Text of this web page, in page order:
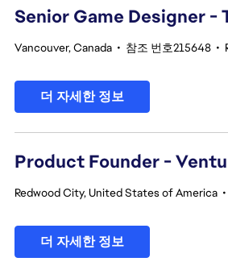
Senior Game Designer -
Vancouver, Canada • 참조 번호215648 •
더 자세한 정보
Product Founder -
Redwood City, United States of America •
더 자세한 정보